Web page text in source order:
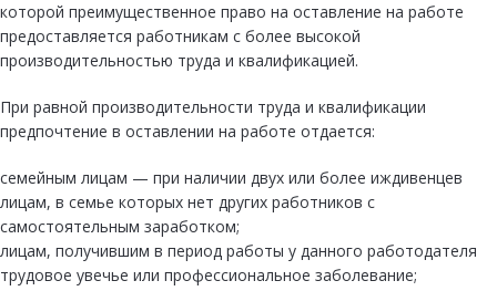
которой преимущественное право на оставление на работе
предоставляется работникам с более высокой
производительностью труда и квалификацией.
При равной производительности труда и квалификации
предпочтение в оставлении на работе отдается:
семейным лицам — при наличии двух или более иждивенцев
лицам, в семье которых нет других работников с
самостоятельным заработком;
лицам, получившим в период работы у данного работодателя
трудовое увечье или профессиональное заболевание;